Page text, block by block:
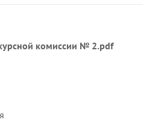
комиссии № 2.pdf